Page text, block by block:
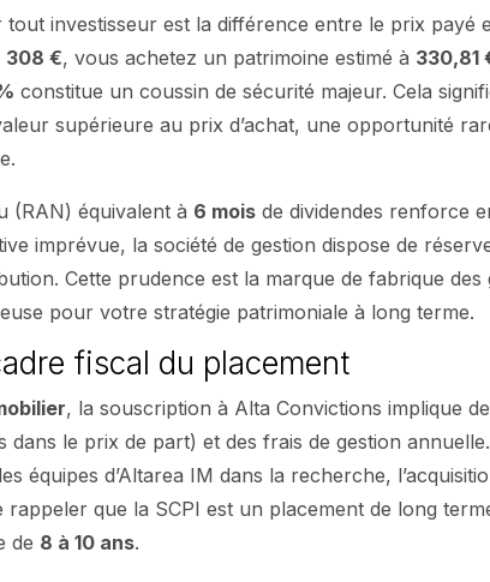
investisseur est la différence entre le prix payé
308 €, vous achetez un patrimoine estimé à 330,81
constitue un coussin de sécurité majeur. Cela
supérieure au prix d’achat, une opportunité
(RAN) équivalent à 6 mois de dividendes renforce
imprévue, la société de gestion dispose de
Cette prudence est la marque de fabrique des
pour votre stratégie patrimoniale à long terme.
fiscal du placement
, la souscription à Alta Convictions implique
le prix de part) et des frais de gestion
équipes d’Altarea IM dans la recherche,
rappeler que la SCPI est un placement de long
de 8 à 10 ans.